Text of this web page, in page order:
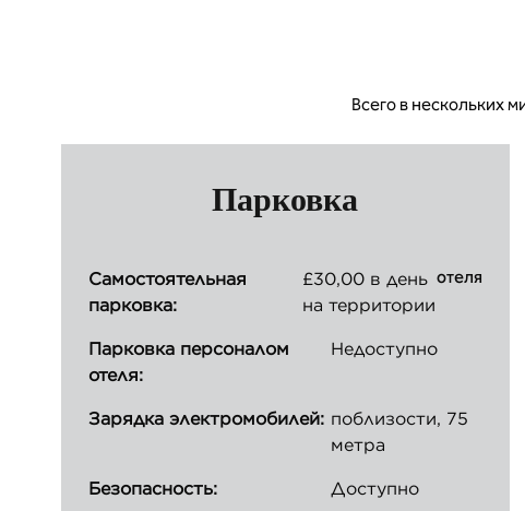
Всего в нескольких
Парковка
Самостоятельная
парковка:
£30,00 в день
на территории
отеля
Парковка персоналом
отеля:
Недоступно
Зарядка электромобилей: поблизости, 75
метра
Безопасность:
Доступно